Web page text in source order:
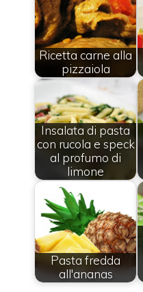
Ricetta carne alla
pizzaiola
Insalata di pasta
con rucola e speck
al profumo di
limone
Pasta fredda
all'ananas